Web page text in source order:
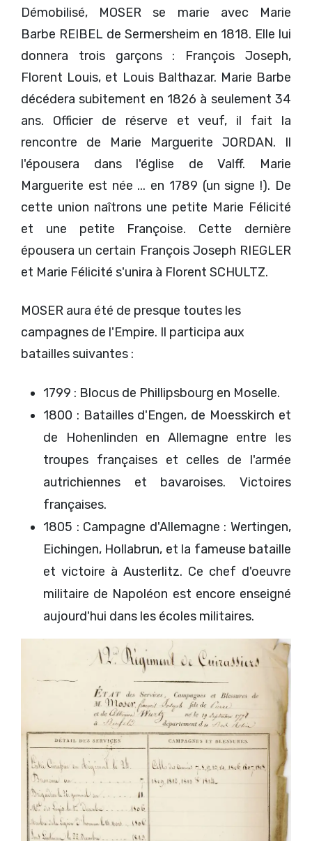
Démobilisé, MOSER se marie avec Marie
Barbe REIBEL de Sermersheim en 1818. Elle lui
donnera trois garçons : François Joseph,
Florent Louis, et Louis Balthazar. Marie Barbe
décédera subitement en 1826 à seulement 34
ans. Officier de réserve et veuf, il fait la
rencontre de Marie Marguerite JORDAN. Il
l'épousera dans l'église de Valff. Marie
Marguerite est née ... en 1789 (un signe !). De
cette union naîtrons une petite Marie Félicité
et une petite Françoise. Cette dernière
épousera un certain François Joseph RIEGLER
et Marie Félicité s'unira à Florent SCHULTZ.
MOSER aura été de presque toutes les
campagnes de l'Empire. Il participa aux
batailles suivantes :
1799 : Blocus de Phillipsbourg en Moselle.
1800 : Batailles d'Engen, de Moesskirch et
de Hohenlinden en Allemagne entre les
troupes françaises et celles de l'armée
autrichiennes et bavaroises. Victoires
françaises.
1805 : Campagne d'Allemagne : Wertingen,
Eichingen, Hollabrun, et la fameuse bataille
et victoire à Austerlitz. Ce chef d'oeuvre
militaire de Napoléon est encore enseigné
aujourd'hui dans les écoles militaires.